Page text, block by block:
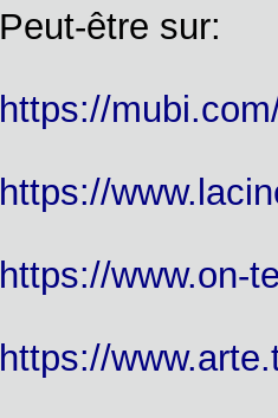
Peut-être sur:
https://
https://
https://www.on-
https://